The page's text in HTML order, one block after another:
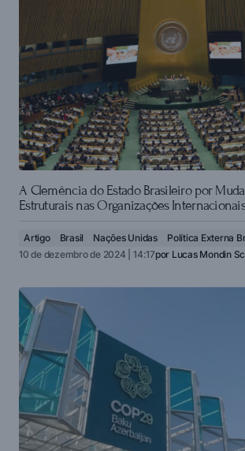
A Clemência do Estado Brasileiro por
Estruturais nas Organizações
Artigo Brasil Nações Unidas
Política Externa
10 de dezembro de 2024 | 14:17por Lucas Mondin